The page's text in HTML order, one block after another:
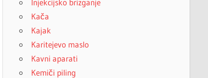
Kača
Kajak
Karitejevo maslo
Kavni aparati
Kemiči piling